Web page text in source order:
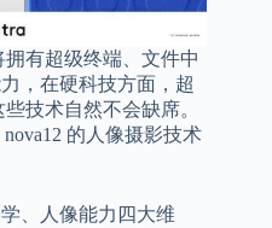
拥有超级终端、文件中
，在硬科技方面，超
技术自然不会缺席。
的人像摄影技术
、人像能力四大维